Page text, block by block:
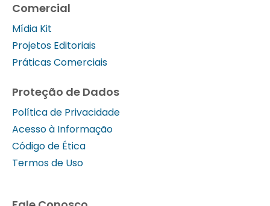
Comercial
Mídia Kit
Projetos Editoriais
Práticas Comerciais
Proteção de Dados
Política de Privacidade
Acesso à Informação
Código de Ética
Termos de Uso